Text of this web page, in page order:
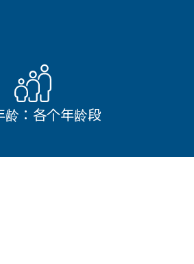
龄：各个年龄段